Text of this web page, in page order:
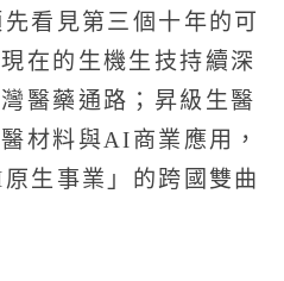
看見第三個十年的可
在的生機生技持續深
醫藥通路；昇級生醫
材料與AI商業應用，
生事業」的跨國雙曲